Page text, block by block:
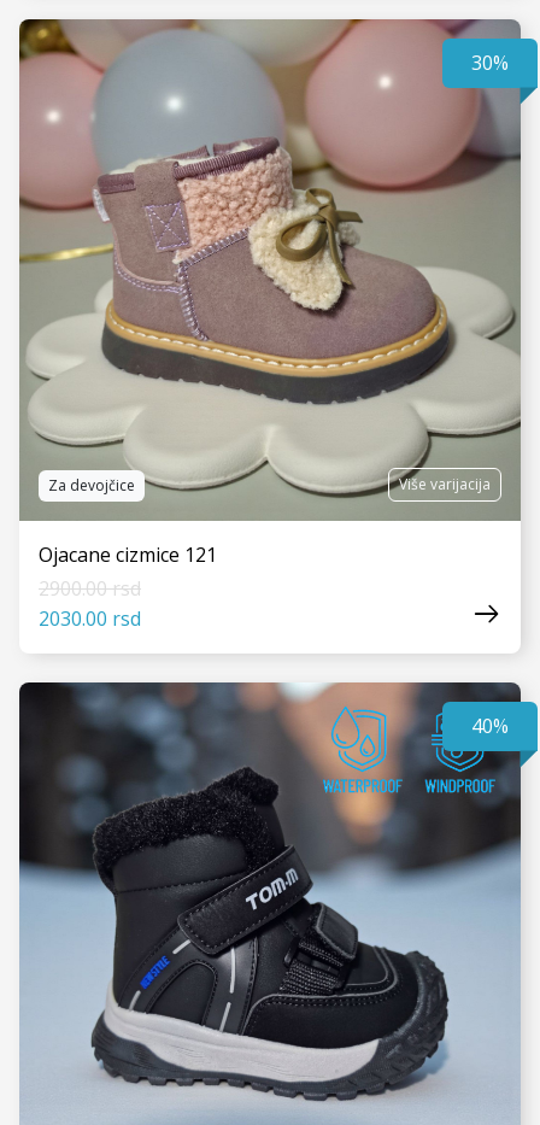
VIDI JOŠ
30%
VIDI JOŠ
Za devojčice Više varijacija
Ojacane cizmice 121
2900.00 rsd
2030.00 rsd
40%